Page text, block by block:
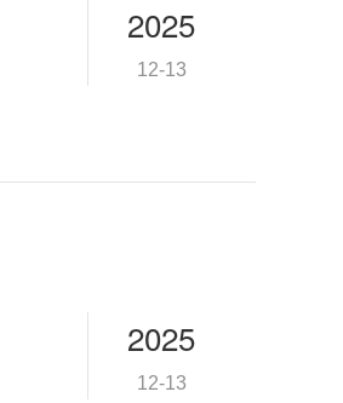
2025
12-13
2025
12-13